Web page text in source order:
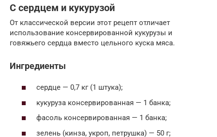
С сердцем и кукурузой
От классической версии этот рецепт отличает
использование консервированной кукурузы и
говяжьего сердца вместо цельного куска мяса.
Ингредиенты
сердце — 0,7 кг (1 штука);
кукуруза консервированная — 1 банка;
фасоль консервированная — 1 банка;
зелень (кинза, укроп, петрушка) — 50 г;